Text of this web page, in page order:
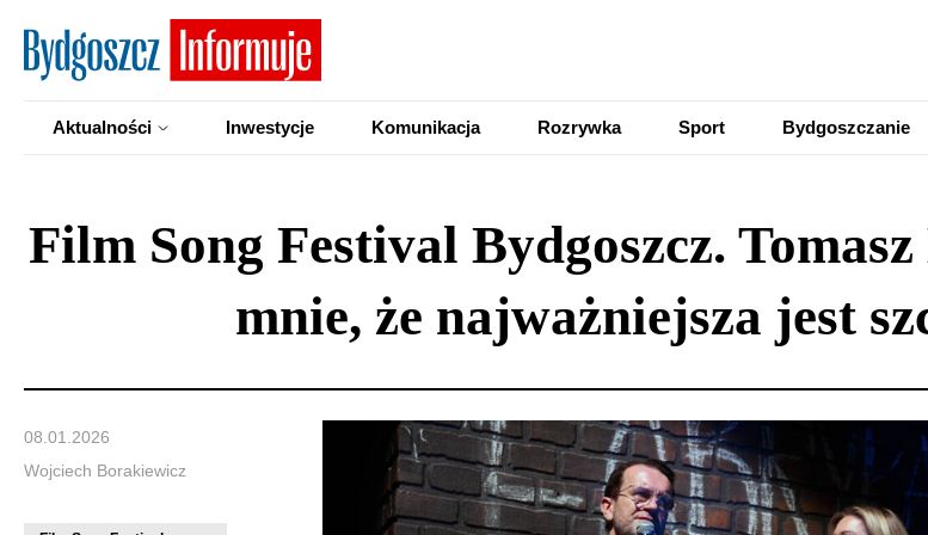
Aktualności Inwestycje Komunikacja Rozrywka Sport Bydgoszczanie
Film Song Festival Bydgoszcz.
mnie, że najważniejsza jest
08.01.2026
Wojciech Borakiewicz